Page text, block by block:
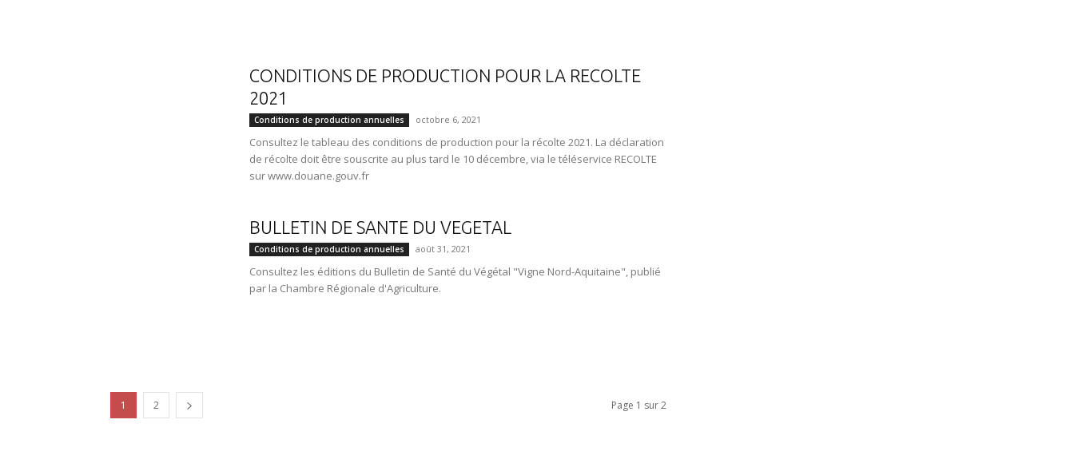
CONDITIONS DE PRODUCTION POUR LA RECOLTE
2021
Conditions de production annuelles octobre 6, 2021
Consultez le tableau des conditions de production pour la récolte 2021. La déclaration
de récolte doit être souscrite au plus tard le 10 décembre, via le téléservice RECOLTE
sur www.douane.gouv.fr
BULLETIN DE SANTE DU VEGETAL
Conditions de production annuelles août 31, 2021
Consultez les éditions du Bulletin de Santé du Végétal "Vigne Nord-Aquitaine", publié
par la Chambre Régionale d'Agriculture.
1 2 Page 1 sur 2